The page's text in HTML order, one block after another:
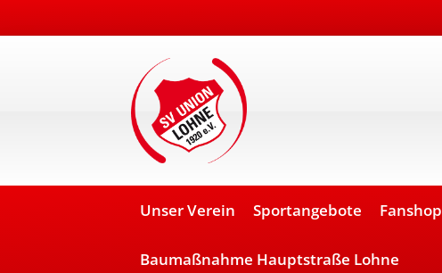
Unser Verein Sportangebote Fanshop
Baumaßnahme Hauptstraße Lohne